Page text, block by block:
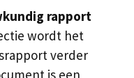
rapport
wordt het
verder
is een